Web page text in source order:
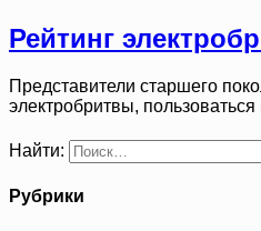
Рейтинг
Представители старшего
электробритвы,
Найти:
Рубрики